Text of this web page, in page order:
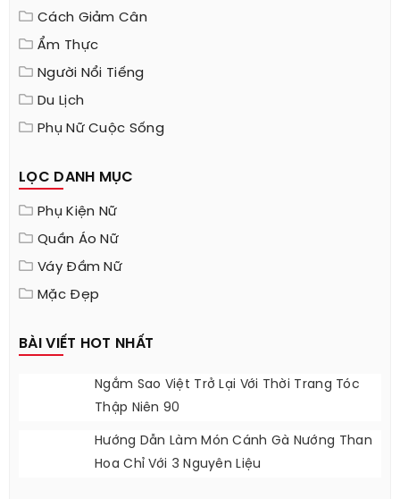
DANH MỤC
Làm Đẹp
Cách Giảm Cân
Ẩm Thực
Du Lịch
Phụ Nữ Cuộc Sống
LỌC DANH MỤC
Phụ Kiện Nữ
Váy Đầm Nữ
Mặc Đẹp
Ngắm Sao Việt Trở Lại Với Thời Trang Tóc